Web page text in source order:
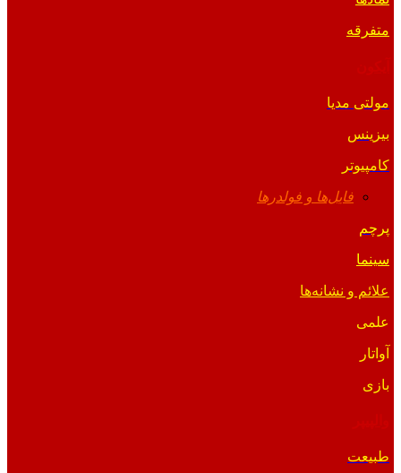
متفرقه
مولتی مدیا
بیزینس
کامپیوتر
فایل‌ها و فولدرها
پرچم
سینما
علائم و نشانه‌ها
علمی
آواتار
بازی
طبیعت